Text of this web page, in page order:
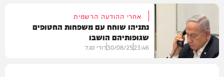
בארץ
אחרי ההודעה הרשמית
נתניהו שוחח עם משפחות החטופים
שגופותיהם הושבו
23:46
30/08/25דודי סגל